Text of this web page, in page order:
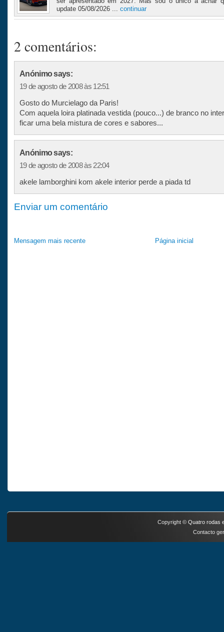
update 05/08/2026 ... continuar
2 comentários:
Anónimo says:
19 de agosto de 2008 às 12:51
Gosto do Murcielago da Paris!
Com aquela loira platinada vestida (pouco...) de branco no
ficar uma bela mistura de cores e sabores...
Anónimo says:
19 de agosto de 2008 às 22:04
akele lamborghini kom akele interior perde a piada td
Enviar um comentário
Mensagem mais recente Página inicial
Copyright © Quatro rodas
Contacto